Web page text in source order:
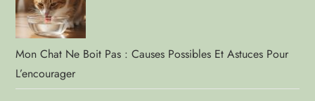
Mon Chat Ne Boit Pas : Causes Possibles Et Astuces Pour
L’encourager